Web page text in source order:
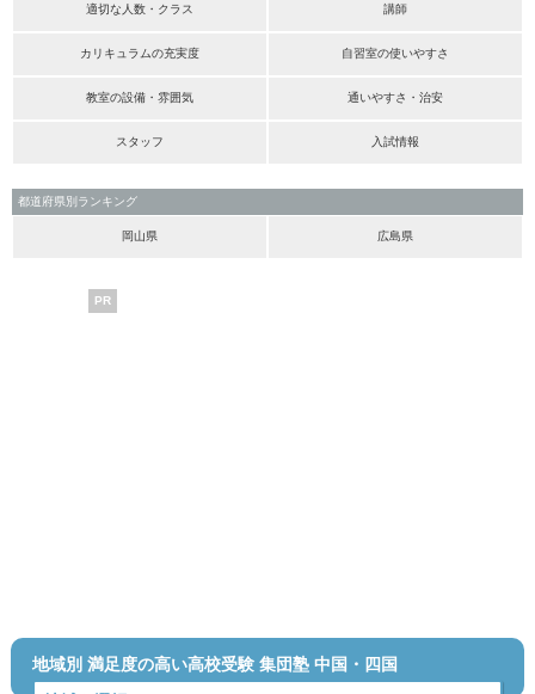
適切な人数・クラス 講師
カリキュラムの充実度 自習室の使いやすさ
教室の設備・雰囲気 通いやすさ・治安
スタッフ 入試情報
都道府県別ランキング
岡山県 広島県
PR
地域別 満足度の高い高校受験 集団塾 中国・四国